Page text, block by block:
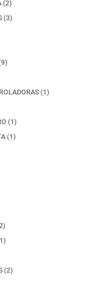
22
productos
33
99
11
11
producto
11
2
productos
1
22